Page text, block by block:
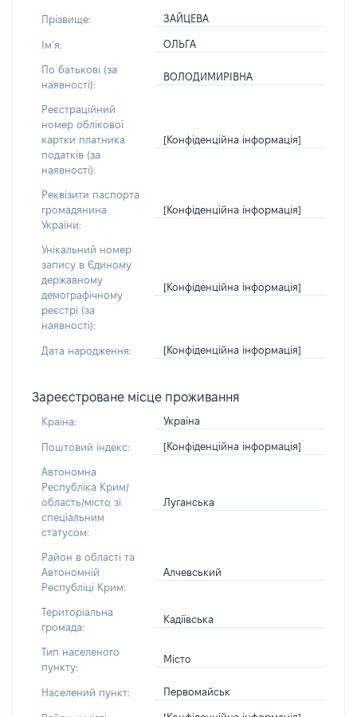
Прізвище: ЗАЙЦЕВА
Імʼя: ОЛЬГА
По батькові (за
наявності):
ВОЛОДИМИРІВНА
Реєстраційний
номер облікової
картки платника
податків (за
наявності):
[Конфіденційна інформація]
Реквізити паспорта
громадянина
України:
[Конфіденційна інформація]
Унікальний номер
запису в Єдиному
державному
демографічному
реєстрі (за
наявності):
[Конфіденційна інформація]
Дата народження: [Конфіденційна інформація]
Зареєстроване місце проживання
Країна: Україна
Поштовий індекс: [Конфіденційна інформація]
Автономна
Республіка Крим/
область/місто зі
спеціальним
статусом:
Луганська
Район в області та
Автономній
Республіці Крим:
Алчевський
Територіальна
громада:
Кадіївська
Тип населеного
пункту:
Місто
Населений пункт: Первомайськ